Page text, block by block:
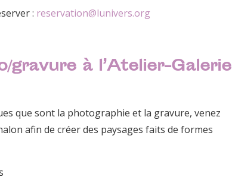
: reservation@lunivers.org
gravure à l’Atelier-Galerie
que sont la photographie et la gravure, venez
afin de créer des paysages faits de formes